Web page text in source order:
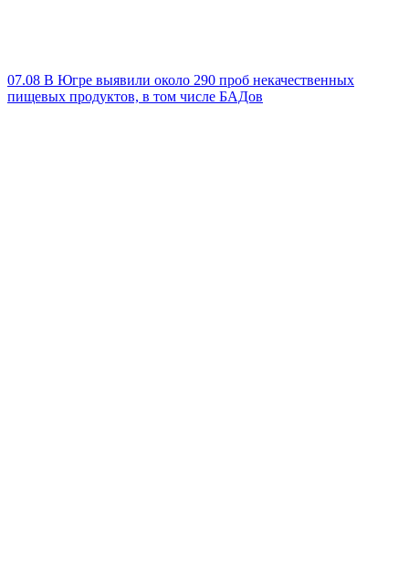
07.08 В Югре выявили около 290 проб некачественных
пищевых продуктов, в том числе БАДов